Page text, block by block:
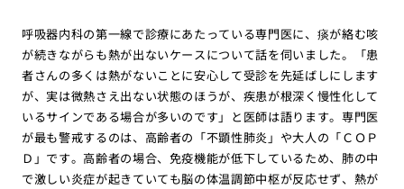
呼吸器内科の第一線で診療にあたっている専門医に、痰が絡む咳
が続きながらも熱が出ないケースについて話を伺いました。「患
者さんの多くは熱がないことに安心して受診を先延ばしにします
が、実は微熱さえ出ない状態のほうが、疾患が根深く慢性化して
いるサインである場合が多いのです」と医師は語ります。専門医
が最も警戒するのは、高齢者の「不顕性肺炎」や大人の「ＣＯＰ
Ｄ」です。高齢者の場合、免疫機能が低下しているため、肺の中
で激しい炎症が起きていても脳の体温調節中枢が反応せず、熱が